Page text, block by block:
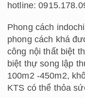
hotline:
Phong cách
phong cách khá
công nội thất biệt
biệt thự song lập
100m2 -450m2,
KTS có thể thỏa